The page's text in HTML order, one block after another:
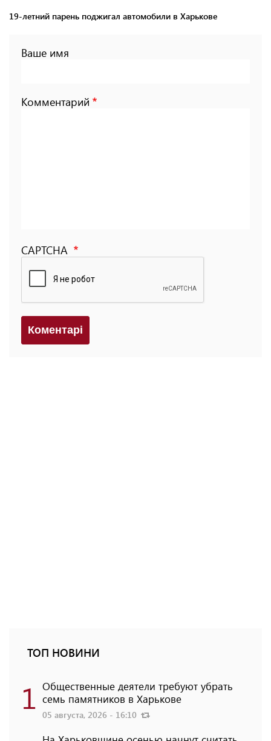
19-летний парень поджигал автомобили в Харькове
Ваше имя
Комментарий
CAPTCHA
Коментарi
ТОП НОВИНИ
1 Общественные деятели требуют убрать
семь памятников в Харькове
05 августа, 2026 - 16:10